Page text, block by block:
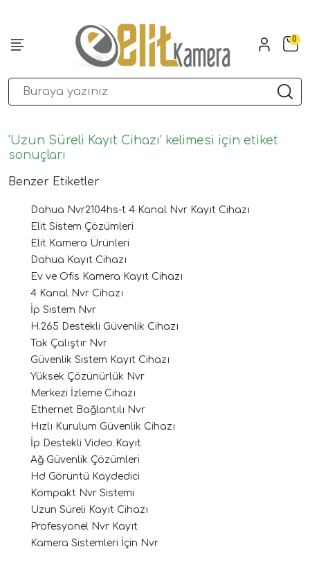
0
'Uzun Süreli Kayıt Cihazı' kelimesi için etiket
sonuçları
Benzer Etiketler
Dahua Nvr2104hs-t 4 Kanal Nvr Kayıt Cihazı
Elit Sistem Çözümleri
Elit Kamera Ürünleri
Dahua Kayıt Cihazı
Ev ve Ofis Kamera Kayıt Cihazı
4 Kanal Nvr Cihazı
İp Sistem Nvr
H.265 Destekli Güvenlik Cihazı
Tak Çalıştır Nvr
Güvenlik Sistem Kayıt Cihazı
Yüksek Çözünürlük Nvr
Merkezi İzleme Cihazı
Ethernet Bağlantılı Nvr
Hızlı Kurulum Güvenlik Cihazı
İp Destekli Video Kayıt
Ağ Güvenlik Çözümleri
Hd Görüntü Kaydedici
Kompakt Nvr Sistemi
Uzun Süreli Kayıt Cihazı
Profesyonel Nvr Kayıt
Kamera Sistemleri İçin Nvr